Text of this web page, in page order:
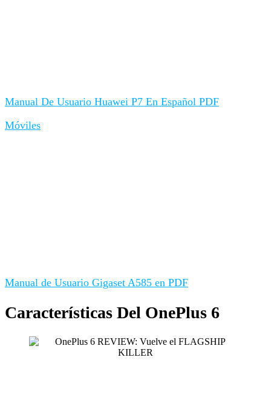
Manual De Usuario Huawei P7 En Español PDF
Móviles
Manual de Usuario Gigaset A585 en PDF
Características Del OnePlus 6